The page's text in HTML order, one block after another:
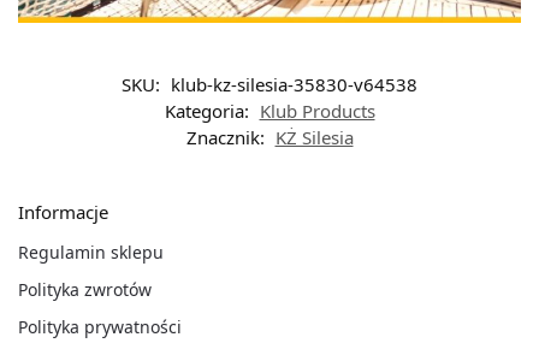
SKU: klub-kz-silesia-35830-v64538
Kategoria: Klub Products
Znacznik: KŻ Silesia
Informacje
Regulamin sklepu
Polityka zwrotów
Polityka prywatności